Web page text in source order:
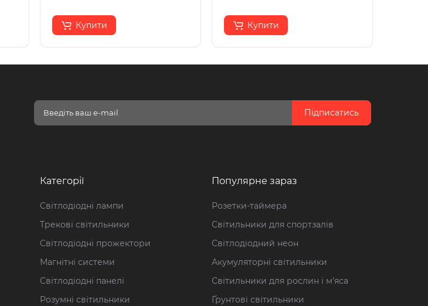
Купити Купити
Підписатись
Категорії
Світлодіодні лампи
Трекові світильники
Світлодіодні прожектори
Магнітні системи
Світлодіодні панелі
Розумні світильники
Популярне зараз
Розетки-таймера
Світильники для спортзалів
Світлодіодний неон
Акумуляторні світильники
Світильники для рослин і м'яса
Ґрунтові світильники